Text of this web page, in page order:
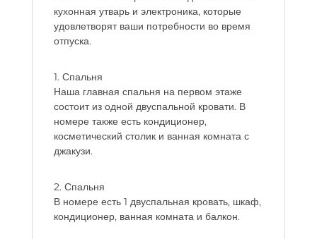
кухонная утварь и электроника, которые
удовлетворят ваши потребности во время
отпуска.
1. Спальня
Наша главная спальня на первом этаже
состоит из одной двуспальной кровати. В
номере также есть кондиционер,
косметический столик и ванная комната с
джакузи.
2. Спальня
В номере есть 1 двуспальная кровать, шкаф,
кондиционер, ванная комната и балкон.